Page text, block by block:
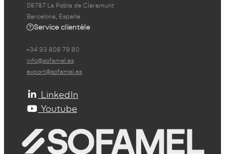
08787 La Pobla de Claramunt
Barcelona, España
Service clientèle
+34 93 808 79 80
info@sofamel.es
export@sofamel.es
LinkedIn
Youtube